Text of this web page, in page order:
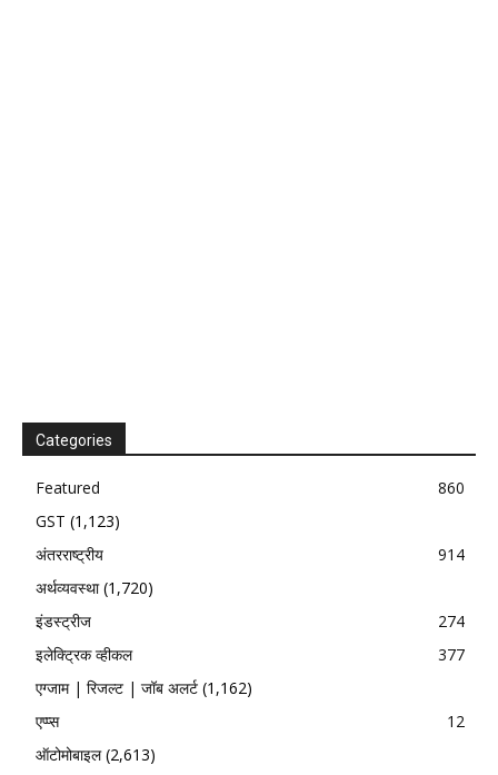
Categories
Featured
860
GST (1,123)
अंतरराष्ट्रीय
914
अर्थव्यवस्था(1,720)
इंडस्ट्रीज
274
इलेक्ट्रिक व्हीकल
377
एग्जाम | रिजल्ट | जॉब अलर्ट (1,162)
एप्प्स
12
ऑटोमोबाइल(2,613)